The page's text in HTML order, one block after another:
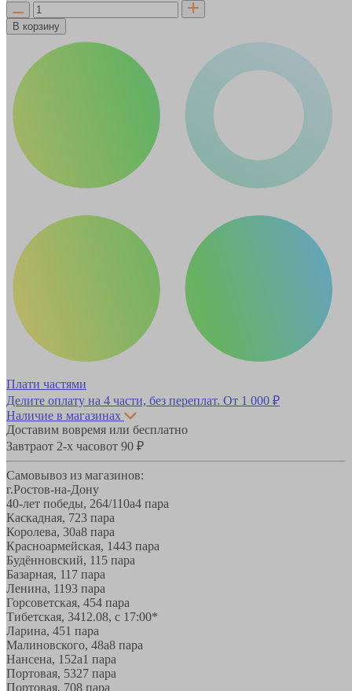
В корзину
Плати частями
Делите оплату на 4 части, без переплат. От 1 000 ₽
Наличие в магазинах
Доставим вовремя или бесплатно
Завтраот 2-х часовот 90 ₽
Самовывоз из магазинов:
г.Ростов-на-Дону
40-лет победы, 264/110а4 пара
Каскадная, 723 пара
Королева, 30а8 пара
Красноармейская, 1443 пара
Будённовский, 11 5 пара
Базарная, 11 7 пара
Ленина, 1193 пара
Горсоветская, 454 пара
Тибетская, 3412.08, с 17:00*
Ларина, 451 пара
Малиновского, 48а8 пара
Нансена, 152а1 пара
Портовая, 5327 пара
Портовая, 708 пара